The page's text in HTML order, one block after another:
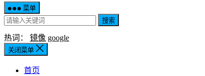
菜单
搜索
热词： 镜像 google
关闭菜单
首页